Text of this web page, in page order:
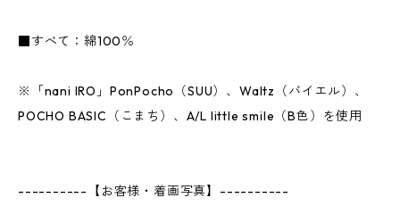
■すべて：綿100％
※「nani IRO」PonPocho（SUU）、Waltz（バイエル）、
POCHO BASIC（こまち）、A/L little smile（B色）を使用
----------【お客様・着画写真】----------